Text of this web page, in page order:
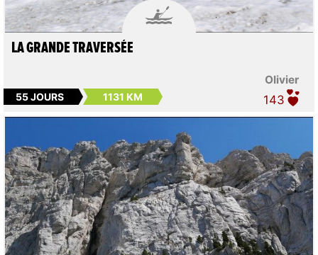

Olivier
LA GRANDE TRAVERSÉE
55 JOURS 1131 KM 143